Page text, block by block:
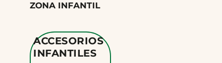
ZONA INFANTIL
ACCESORIOS
INFANTILES